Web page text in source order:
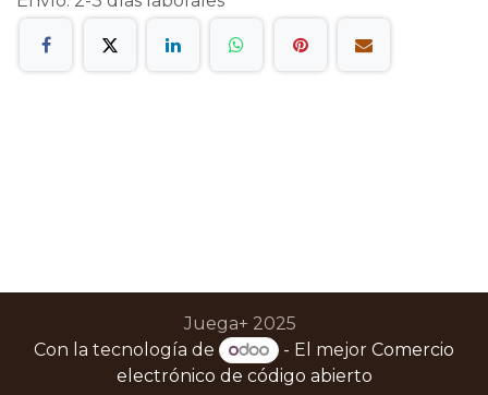
Juega+ 2025
Con la tecnología de
- El mejor Comercio
electrónico de código abierto